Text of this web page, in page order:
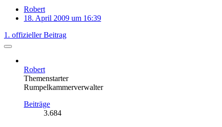
Robert
18. April 2009 um 16:39
1. offizieller Beitrag
Robert
Themenstarter
Rumpelkammerverwalter
Beiträge
3.684